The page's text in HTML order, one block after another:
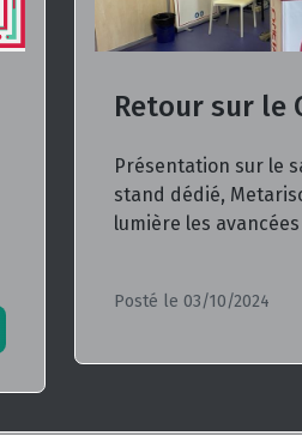
Présentation sur le
stand dédié,
lumière les
Posté le 03/10/2024